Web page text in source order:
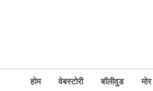
होम वेबस्टोरी बॉलीवुड मोर